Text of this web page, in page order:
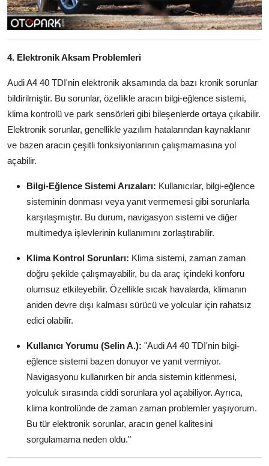
4. Elektronik Aksam Problemleri
Audi A4 40 TDI'nin elektronik aksamında da bazı kronik sorunlar
bildirilmiştir. Bu sorunlar, özellikle aracın bilgi-eğlence sistemi,
klima kontrolü ve park sensörleri gibi bileşenlerde ortaya çıkabilir.
Elektronik sorunlar, genellikle yazılım hatalarından kaynaklanır
ve bazen aracın çeşitli fonksiyonlarının çalışmamasına yol
açabilir.
Bilgi-Eğlence Sistemi Arızaları: Kullanıcılar, bilgi-eğlence
sisteminin donması veya yanıt vermemesi gibi sorunlarla
karşılaşmıştır. Bu durum, navigasyon sistemi ve diğer
multimedya işlevlerinin kullanımını zorlaştırabilir.
Klima Kontrol Sorunları: Klima sistemi, zaman zaman
doğru şekilde çalışmayabilir, bu da araç içindeki konforu
olumsuz etkileyebilir. Özellikle sıcak havalarda, klimanın
aniden devre dışı kalması sürücü ve yolcular için rahatsız
edici olabilir.
Kullanıcı Yorumu (Selin A.): "Audi A4 40 TDI'nin bilgi-
eğlence sistemi bazen donuyor ve yanıt vermiyor.
Navigasyonu kullanırken bir anda sistemin kitlenmesi,
yolculuk sırasında ciddi sorunlara yol açabiliyor. Ayrıca,
klima kontrolünde de zaman zaman problemler yaşıyorum.
Bu tür elektronik sorunlar, aracın genel kalitesini
sorgulamama neden oldu."